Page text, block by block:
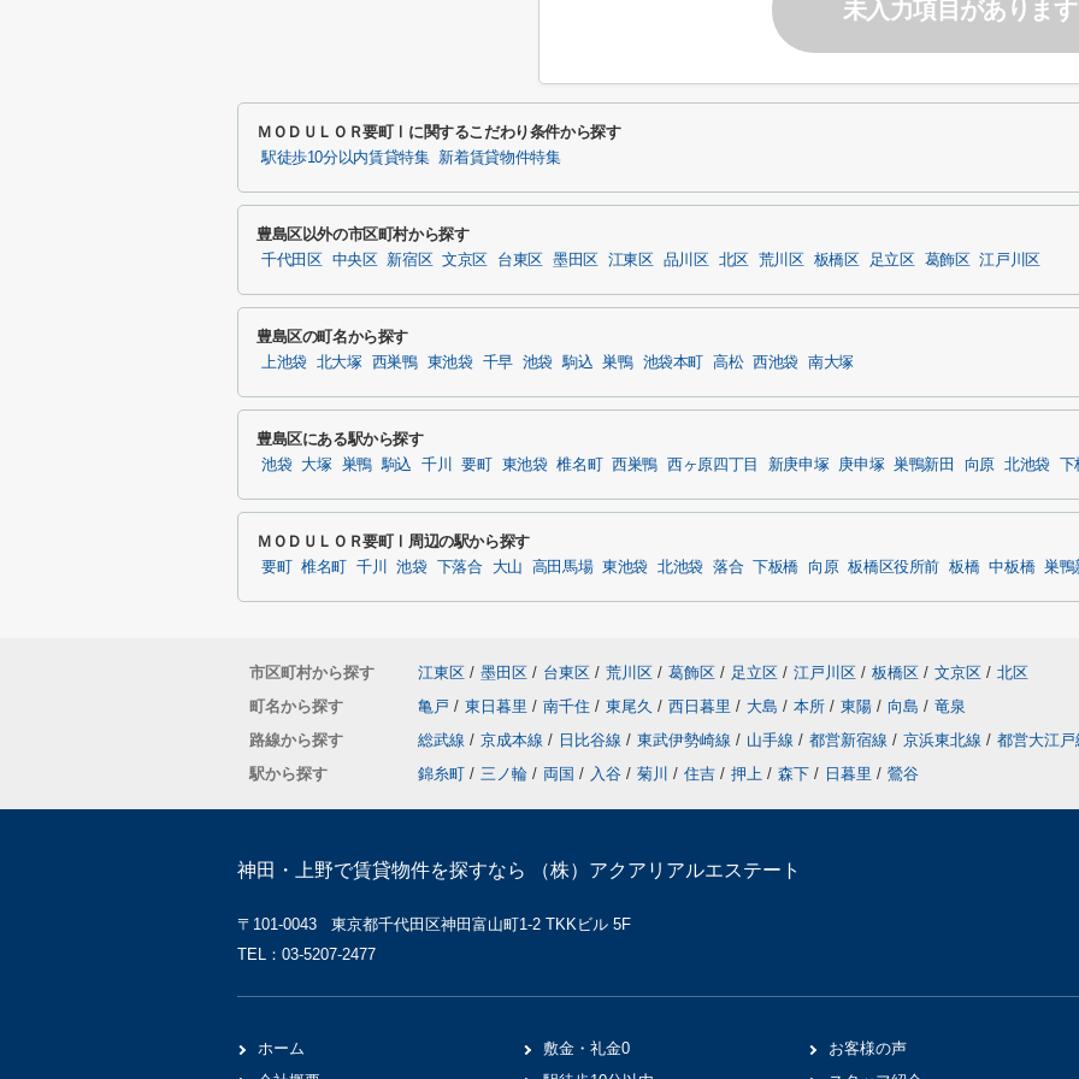
未入力項目があります
ＭＯＤＵＬＯＲ要町Ⅰに関するこだわり条件から探す
駅徒歩10分以内賃貸特集 新着賃貸物件特集
豊島区以外の市区町村から探す
千代田区 中央区 新宿区 文京区 台東区 墨田区 江東区 品川区 北区 荒川区 板橋区 足立区 葛飾区 江戸川区
豊島区の町名から探す
上池袋 北大塚 西巣鴨 東池袋 千早 池袋 駒込 巣鴨 池袋本町 高松 西池袋 南大塚
豊島区にある駅から探す
池袋 大塚 巣鴨 駒込 千川 要町 東池袋 椎名町 西巣鴨 西ヶ原四丁目 新庚申塚 庚申塚 巣鴨新田 向原 北池袋 下
ＭＯＤＵＬＯＲ要町Ⅰ周辺の駅から探す
要町 椎名町 千川 池袋 下落合 大山 高田馬場 東池袋 北池袋 落合 下板橋 向原 板橋区役所前 板橋 中板橋 巣鴨
市区町村から探す 江東区 / 墨田区 / 台東区 / 荒川区 / 葛飾区 / 足立区 / 江戸川区 / 板橋区 / 文京区 / 北区
町名から探す
亀戸 / 東日暮里 / 南千住 / 東尾久 / 西日暮里 / 大島 / 本所 / 東陽 / 向島 / 竜泉
路線から探す
総武線 / 京成本線 / 日比谷線 / 東武伊勢崎線 / 山手線 / 都営新宿線 / 京浜東北線 / 都営大江
駅から探す
錦糸町 / 三ノ輪 / 両国 / 入谷 / 菊川 / 住吉 / 押上 / 森下 / 日暮里 / 鶯谷
神田・上野で賃貸物件を探すなら （株）アクアリアルエステート
〒101-0043 東京都千代田区神田富山町1-2 TKKビル 5F
TEL：03-5207-2477
ホーム
敷金・礼金0
お客様の声